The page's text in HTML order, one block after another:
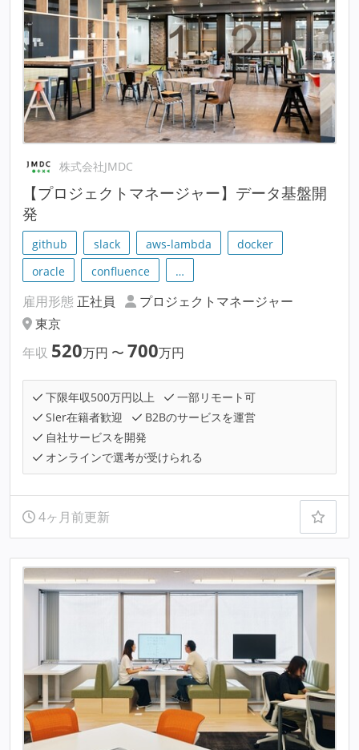
株式会社JMDC
【プロジェクトマネージャー】データ基盤開
発
github slack aws-lambda
docker
oracle
confluence …
雇用形態 正社員
プロジェクトマネージャー
東京
年収 520万円 〜 700万円
下限年収500万円以上
一部リモート可
SIer在籍者歓迎
B2Bのサービスを運営
自社サービスを開発
オンラインで選考が受けられる
4ヶ月前更新